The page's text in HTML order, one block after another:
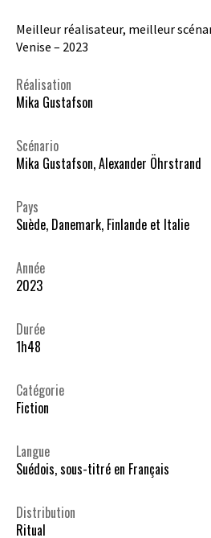
Meilleur réalisateur, meilleur
Venise – 2023
Réalisation
Mika Gustafson
Scénario
Mika Gustafson, Alexander Öhrstrand
Pays
Suède, Danemark, Finlande et Italie
Année
2023
Durée
1h48
Catégorie
Fiction
Langue
Suédois, sous-titré en Français
Distribution
Ritual